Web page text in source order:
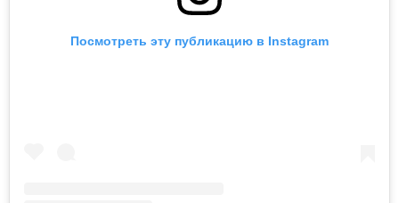
Посмотреть эту публикацию в Instagram